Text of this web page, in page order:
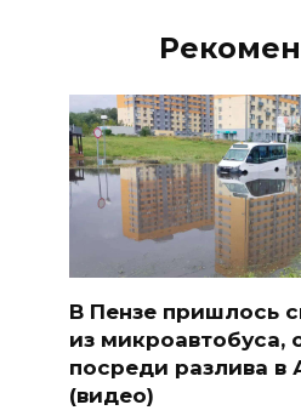
В Пензе пришлось
из микроавтобуса,
посреди разлива в
(видео)